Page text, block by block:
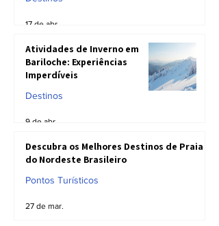
17 de abr.
Atividades de Inverno em
Bariloche: Experiências
Imperdíveis
Destinos
9 de abr.
Descubra os Melhores Destinos de Praia
do Nordeste Brasileiro
Pontos Turísticos
27 de mar.